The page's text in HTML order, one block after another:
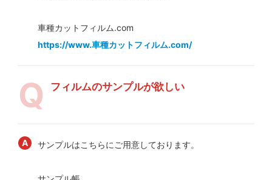
車種カットフィルム.com
https://www.車種カットフィルム.com/
フィルムのサンプルが欲しい
サンプルはこちらにご用意しております。